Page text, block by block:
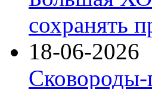
сохранять
18-06-2026
Сковороды-